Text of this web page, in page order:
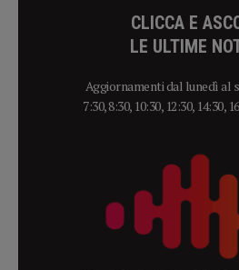
CLICCA E
LE ULTIME
Aggiornamenti dal lunedì al
7:30, 8:30, 10:30, 12:30, 14:30,